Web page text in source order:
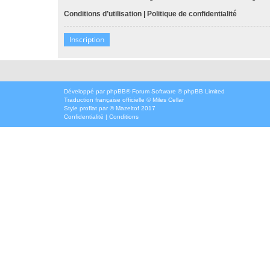
Conditions d’utilisation | Politique de confidentialité
Inscription
Développé par phpBB® Forum Software © phpBB Limited
Traduction française officielle ©Miles Cellar
Style proflat par ©Mazeltof 2017
Confidentialité | Conditions